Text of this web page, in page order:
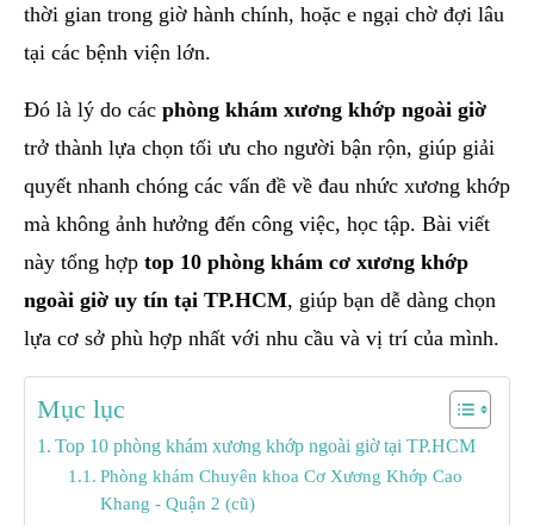
thời gian trong giờ hành chính, hoặc e ngại chờ đợi lâu
tại các bệnh viện lớn.
Đó là lý do các phòng khám xương khớp ngoài giờ
trở thành lựa chọn tối ưu cho người bận rộn, giúp giải
quyết nhanh chóng các vấn đề về đau nhức xương khớp
mà không ảnh hưởng đến công việc, học tập. Bài viết
này tổng hợp top 10 phòng khám cơ xương khớp
ngoài giờ uy tín tại TP.HCM, giúp bạn dễ dàng chọn
lựa cơ sở phù hợp nhất với nhu cầu và vị trí của mình.
Mục lục
Top 10 phòng khám xương khớp ngoài giờ tại TP.HCM
Phòng khám Chuyên khoa Cơ Xương Khớp Cao
Khang - Quận 2 (cũ)